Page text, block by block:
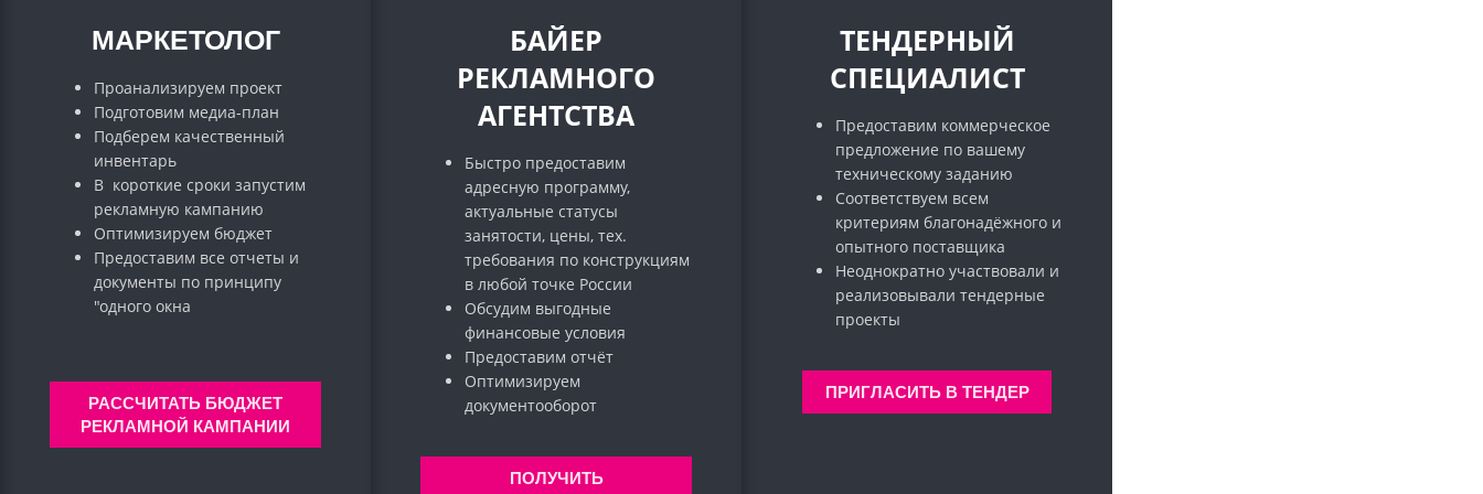
МАРКЕТОЛОГ
Проанализируем проект
Подготовим медиа-план
Подберем качественный
инвентарь
В короткие сроки запустим
рекламную кампанию
Оптимизируем бюджет
Предоставим все отчеты и
документы по принципу
"одного окна
РАССЧИТАТЬ БЮДЖЕТ
РЕКЛАМНОЙ КАМПАНИИ
БАЙЕР
РЕКЛАМНОГО
АГЕНТСТВА
Быстро предоставим
адресную программу,
актуальные статусы
занятости, цены, тех.
требования по конструкциям
в любой точке России
Обсудим выгодные
финансовые условия
Предоставим отчёт
Оптимизируем
документооборот
ПОЛУЧИТЬ
ТЕНДЕРНЫЙ
СПЕЦИАЛИСТ
Предоставим коммерческое
предложение по вашему
техническому заданию
Соответствуем всем
критериям благонадёжного и
опытного поставщика
Неоднократно участвовали и
реализовывали тендерные
проекты
ПРИГЛАСИТЬ В ТЕНДЕР